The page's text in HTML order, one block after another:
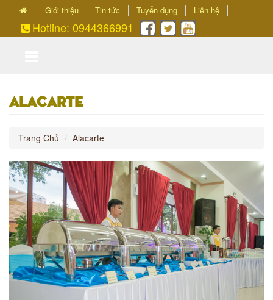
Giới thiệu Tin tức Tuyển dụng Liên hệ
Hotline: 0944366991
Alacarte
Trang Chủ Alacarte